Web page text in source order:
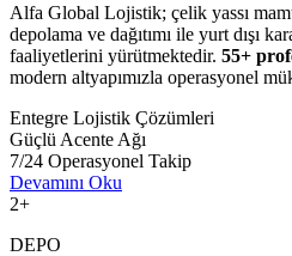
Alfa Global Lojistik; çelik yassı
depolama ve dağıtımı ile yurt dışı
faaliyetlerini yürütmektedir. 55+
modern altyapımızla operasyonel
Entegre Lojistik Çözümleri
Güçlü Acente Ağı
7/24 Operasyonel Takip
Devamını Oku
2+
DEPO